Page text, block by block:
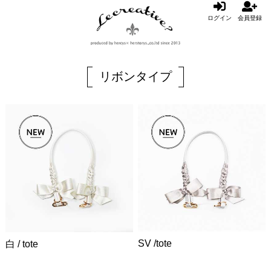
ログイン 会員登録
リボンタイプ
白 / tote SV /tote